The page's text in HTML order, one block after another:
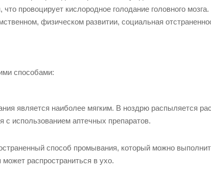
провоцирует кислородное голодание головного
физическом развитии, социальная
способами:
является наиболее мягким. В ноздрю распыляется
с использованием аптечных препаратов.
способ промывания, который можно
распространиться в ухо.